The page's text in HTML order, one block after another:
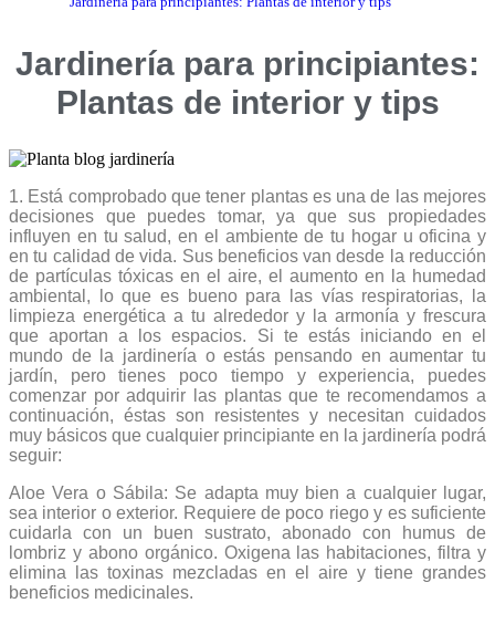
Jardinería para principiantes:
Plantas de interior y tips
1. Está comprobado que tener plantas es una de las mejores
decisiones que puedes tomar, ya que sus propiedades
influyen en tu salud, en el ambiente de tu hogar u oficina y
en tu calidad de vida. Sus beneficios van desde la reducción
de partículas tóxicas en el aire, el aumento en la humedad
ambiental, lo que es bueno para las vías respiratorias, la
limpieza energética a tu alrededor y la armonía y frescura
que aportan a los espacios. Si te estás iniciando en el
mundo de la jardinería o estás pensando en aumentar tu
jardín, pero tienes poco tiempo y experiencia, puedes
comenzar por adquirir las plantas que te recomendamos a
continuación, éstas son resistentes y necesitan cuidados
muy básicos que cualquier principiante en la jardinería podrá
seguir:
Aloe Vera o Sábila: Se adapta muy bien a cualquier lugar,
sea interior o exterior. Requiere de poco riego y es suficiente
cuidarla con un buen sustrato, abonado con humus de
lombriz y abono orgánico. Oxigena las habitaciones, filtra y
elimina las toxinas mezcladas en el aire y tiene grandes
beneficios medicinales.